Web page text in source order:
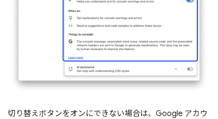
切り替えボタンをオンにできない場合は、Google アカウ